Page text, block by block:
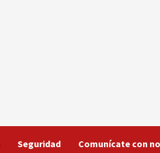
Seguridad Comunícate con